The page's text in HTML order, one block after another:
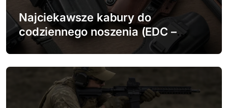
w
p
i
s
Najciekawsze kabury do
codziennego noszenia (EDC –
zgodnie z przepisami)